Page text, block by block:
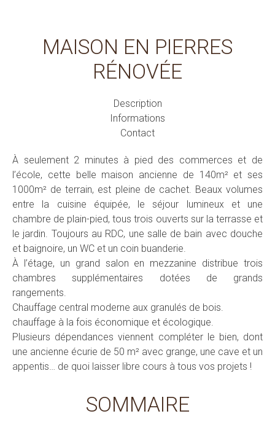
MAISON EN PIERRES
RÉNOVÉE
Description
Informations
Contact
À seulement 2 minutes à pied des commerces et de
l’école, cette belle maison ancienne de 140m² et ses
1000m² de terrain, est pleine de cachet. Beaux volumes
entre la cuisine équipée, le séjour lumineux et une
chambre de plain-pied, tous trois ouverts sur la terrasse et
le jardin. Toujours au RDC, une salle de bain avec douche
et baignoire, un WC et un coin buanderie.
À l’étage, un grand salon en mezzanine distribue trois
chambres supplémentaires dotées de grands
rangements.
Chauffage central moderne aux granulés de bois.
chauffage à la fois économique et écologique.
Plusieurs dépendances viennent compléter le bien, dont
une ancienne écurie de 50 m² avec grange, une cave et un
appentis… de quoi laisser libre cours à tous vos projets !
SOMMAIRE